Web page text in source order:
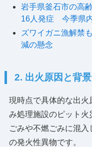
岩手県釜石市の高
16人発症 今季県
ズワイガニ漁解禁
減の懸念
2. 出火原因と背景
現時点で具体的な出
み処理施設のピット火
ごみや不燃ごみに混
の発火性異物です。